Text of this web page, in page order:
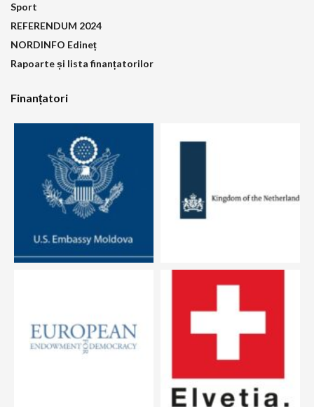
Sport
REFERENDUM 2024
NORDINFO Edineț
Rapoarte și lista finanțatorilor
Finanțatori